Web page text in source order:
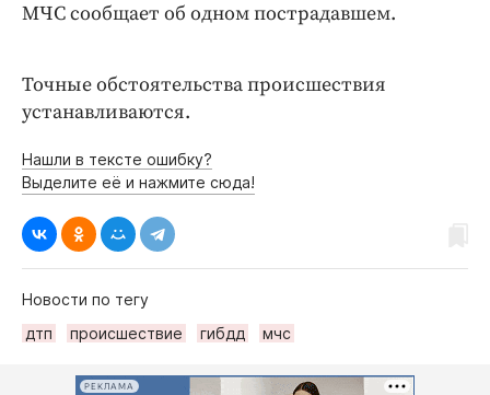
МЧС сообщает об одном пострадавшем.
Точные обстоятельства происшествия
устанавливаются.
Нашли в тексте ошибку?
Выделите её и нажмите сюда!
Новости по тегу
дтп
происшествие гибдд мчс
РЕКЛАМА